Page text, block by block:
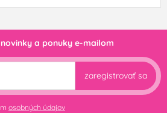
a ponuky e-mailom
zaregistrovať sa
osobných údajov